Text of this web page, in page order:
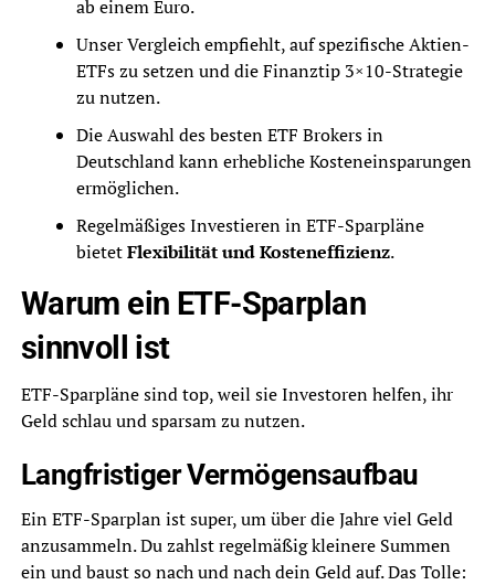
ab einem Euro.
Unser Vergleich empfiehlt, auf spezifische Aktien-
ETFs zu setzen und die Finanztip 3×10-Strategie
zu nutzen.
Die Auswahl des besten ETF Brokers in
Deutschland kann erhebliche Kosteneinsparungen
ermöglichen.
Regelmäßiges Investieren in ETF-Sparpläne
bietetFlexibilität und Kosteneffizienz.
Warum ein ETF-Sparplan
sinnvoll ist
ETF-Sparpläne sind top, weil sie Investoren helfen, ihr
Geld schlau und sparsam zu nutzen.
Langfristiger Vermögensaufbau
Ein ETF-Sparplan ist super, um über die Jahre viel Geld
anzusammeln. Du zahlst regelmäßig kleinere Summen
ein und baust so nach und nach dein Geld auf. Das Tolle: